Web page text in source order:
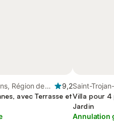
Région de
9,2
avec Terrasse et
Saint-
Rochefort
Villa pour 4
Jardin
Annulation